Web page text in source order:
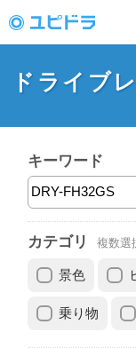
動画投稿サイト「ユ
ピドラ」
ドライブ
キーワード
カテゴリ 複数選
景色
乗り物